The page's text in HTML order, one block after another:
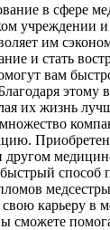
в сфере
учреждении
им
и стать
вам
этому
их жизнь
другом
способ
карьеру в
сможете